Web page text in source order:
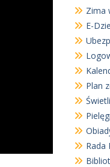
Zima
E-
Plan
Rada